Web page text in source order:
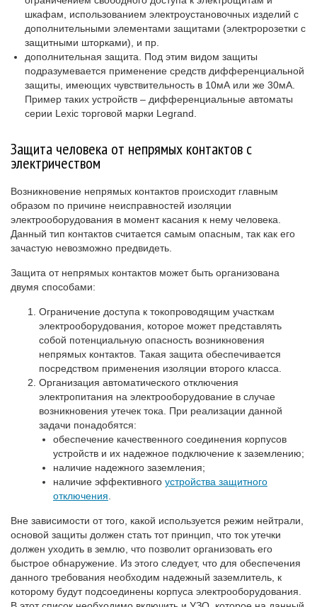
шкафам, использованием электроустановочных изделий с
дополнительными элементами защитами (электророзетки с
защитными шторками), и пр.
дополнительная защита. Под этим видом защиты
подразумевается применение средств дифференциальной
защиты, имеющих чувствительность в 10мА или же 30мА.
Пример таких устройств – дифференциальные автоматы
серии Lexic торговой марки Legrand.
Защита человека от непрямых контактов с
электричеством
Возникновение непрямых контактов происходит главным
образом по причине неисправностей изоляции
электрооборудования в момент касания к нему человека.
Данный тип контактов считается самым опасным, так как его
зачастую невозможно предвидеть.
Защита от непрямых контактов может быть организована
двумя способами:
Ограничение доступа к токопроводящим участкам
электрооборудования, которое может представлять
собой потенциальную опасность возникновения
непрямых контактов. Такая защита обеспечивается
посредством применения изоляции второго класса.
Организация автоматического отключения
электропитания на электрооборудование в случае
возникновения утечек тока. При реализации данной
задачи понадобятся:
обеспечение качественного соединения корпусов
устройств и их надежное подключение к заземлению;
наличие надежного заземления;
наличие эффективного устройства защитного
отключения
Вне зависимости от того, какой используется режим нейтрали,
основой защиты должен стать тот принцип, что ток утечки
должен уходить в землю, что позволит организовать его
быстрое обнаружение. Из этого следует, что для обеспечения
данного требования необходим надежный заземлитель, к
которому будут подсоединены корпуса электрооборудования.